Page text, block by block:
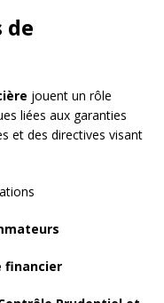
de
jouent un rôle
liées aux garanties
et des directives visant
financier